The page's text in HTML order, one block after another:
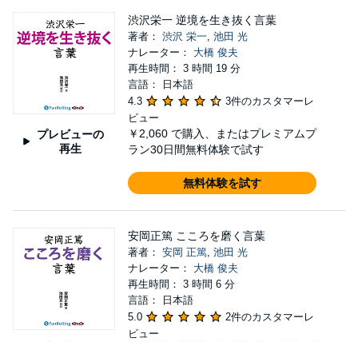
プレビューの
再生
渋沢栄一 逆境を生き抜く言葉
著者： 渋沢 栄一, 池田 光
ナレーター： 大橋 俊夫
再生時間： 3 時間 19 分
言語： 日本語
4.3
3件のカスタマーレ
ビュー
￥2,060 で購入、またはプレミアムプ
ラン30日間無料体験で試す
無料体験を試す
安岡正篤 こころを磨く言葉
著者： 安岡 正篤, 池田 光
ナレーター： 大橋 俊夫
再生時間： 3 時間 6 分
言語： 日本語
5.0
2件のカスタマーレ
ビュー